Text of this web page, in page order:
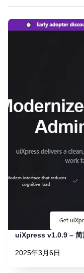
uiXpress v1.0.9 – 简
2025年3月6日